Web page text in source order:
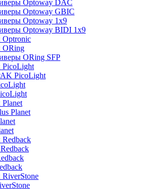
Optoway DAC
Optoway GBIC
Optoway 1х9
Optoway BIDI 1x9
Optronic
ORing
ORing SFP
PicoLight
PicoLight
Planet